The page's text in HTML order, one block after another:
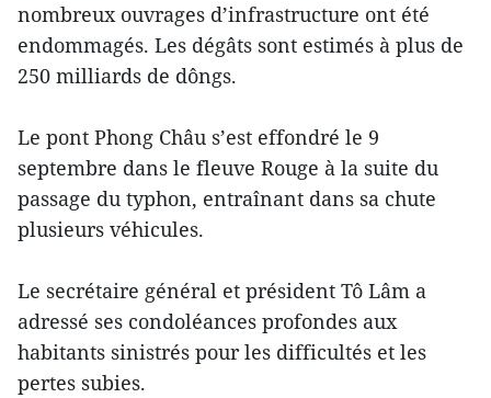
nombreux ouvrages d’infrastructure ont été
endommagés. Les dégâts sont estimés à plus de
250 milliards de dôngs.
Le pont Phong Châu s’est effondré le 9
septembre dans le fleuve Rouge à la suite du
passage du typhon, entraînant dans sa chute
plusieurs véhicules.
Le secrétaire général et président Tô Lâm a
adressé ses condoléances profondes aux
habitants sinistrés pour les difficultés et les
pertes subies.